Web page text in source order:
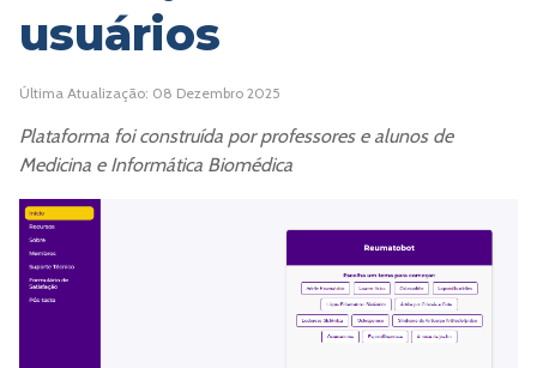
usuários
Última Atualização: 08 Dezembro 2025
Plataforma foi construída por professores e alunos de
Medicina e Informática Biomédica